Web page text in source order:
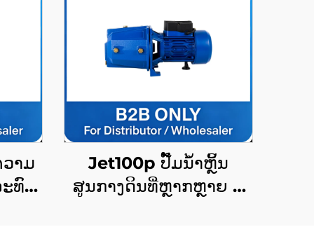
າມ
ທົນ
Jet100p ປັ໊ມນ້ຳຫຼິ້ນ
ສູນກາງດິນທີ່ຫຼາກຫຼາຍ ມີ